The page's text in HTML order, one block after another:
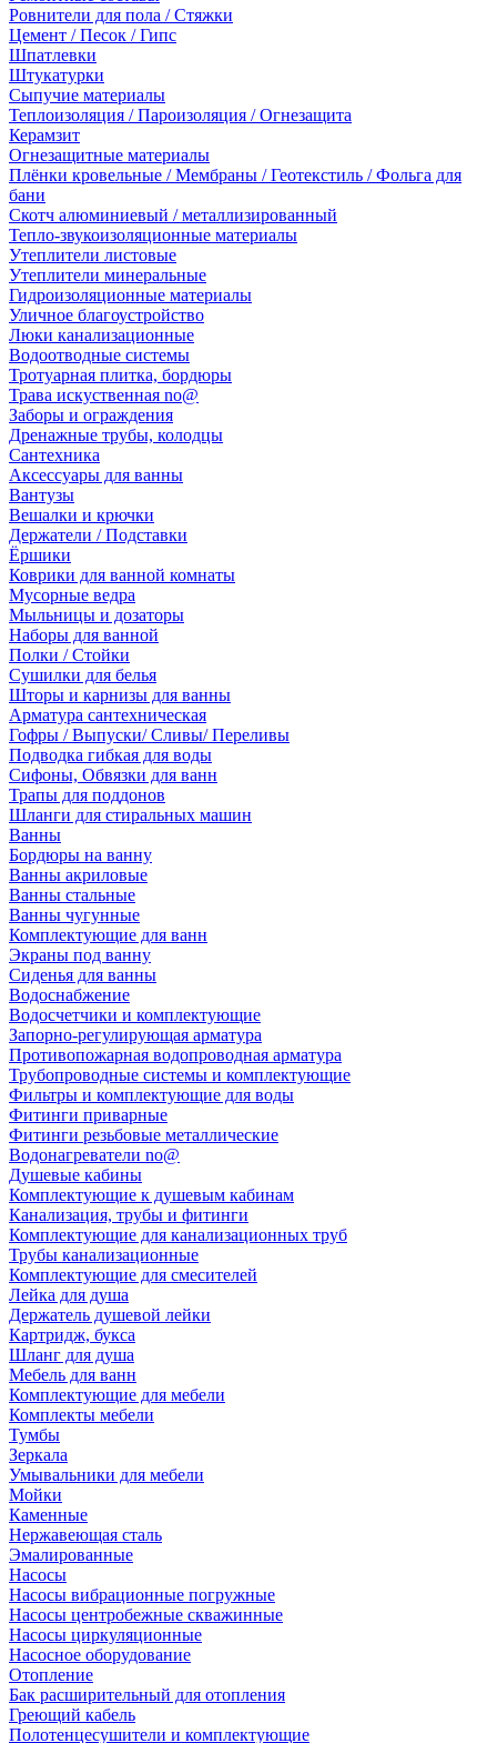
Ровнители для пола / Стяжки
Цемент / Песок / Гипс
Шпатлевки
Штукатурки
Сыпучие материалы
Теплоизоляция / Пароизоляция / Огнезащита
Керамзит
Огнезащитные материалы
Плёнки кровельные / Мембраны / Геотекстиль / Фольга для
бани
Скотч алюминиевый / металлизированный
Тепло-звукоизоляционные материалы
Утеплители листовые
Утеплители минеральные
Гидроизоляционные материалы
Уличное благоустройство
Люки канализационные
Водоотводные системы
Тротуарная плитка, бордюры
Трава искуственная no@
Заборы и ограждения
Дренажные трубы, колодцы
Сантехника
Аксессуары для ванны
Вантузы
Вешалки и крючки
Держатели / Подставки
Ёршики
Коврики для ванной комнаты
Мусорные ведра
Мыльницы и дозаторы
Наборы для ванной
Полки / Стойки
Сушилки для белья
Шторы и карнизы для ванны
Арматура сантехническая
Гофры / Выпуски/ Сливы/ Переливы
Подводка гибкая для воды
Сифоны, Обвязки для ванн
Трапы для поддонов
Шланги для стиральных машин
Ванны
Бордюры на ванну
Ванны акриловые
Ванны стальные
Ванны чугунные
Комплектующие для ванн
Экраны под ванну
Сиденья для ванны
Водоснабжение
Водосчетчики и комплектующие
Запорно-регулирующая арматура
Противопожарная водопроводная арматура
Трубопроводные системы и комплектующие
Фильтры и комплектующие для воды
Фитинги приварные
Фитинги резьбовые металлические
Водонагреватели no@
Душевые кабины
Комплектующие к душевым кабинам
Канализация, трубы и фитинги
Комплектующие для канализационных труб
Трубы канализационные
Комплектующие для смесителей
Лейка для душа
Держатель душевой лейки
Картридж, букса
Шланг для душа
Мебель для ванн
Комплектующие для мебели
Комплекты мебели
Тумбы
Зеркала
Умывальники для мебели
Мойки
Каменные
Нержавеющая сталь
Эмалированные
Насосы
Насосы вибрационные погружные
Насосы центробежные скважинные
Насосы циркуляционные
Насосное оборудование
Отопление
Бак расширительный для отопления
Греющий кабель
Полотенцесушители и комплектующие